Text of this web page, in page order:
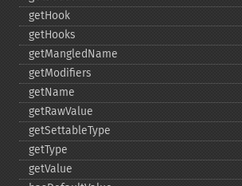
getHook
getHooks
getMangledName
getModifiers
getName
getRawValue
getSettableType
getType
getValue